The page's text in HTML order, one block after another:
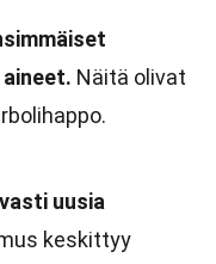
Näitä olivat
uusia
keskittyy